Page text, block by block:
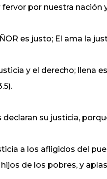
fervor por nuestra
es justo; El ama la
y el derecho; llena
declaran su justicia,
a los afligidos del
de los pobres, y